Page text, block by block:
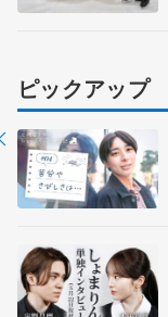
ピックアップ